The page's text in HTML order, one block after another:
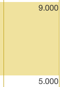
9.000
5.000